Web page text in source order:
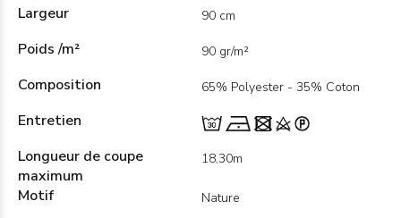
Largeur 90 cm
Poids /m² 90 gr/m²
Composition 65% Polyester - 35% Coton
Entretien
Longueur de coupe
maximum
18,30m
Motif Nature